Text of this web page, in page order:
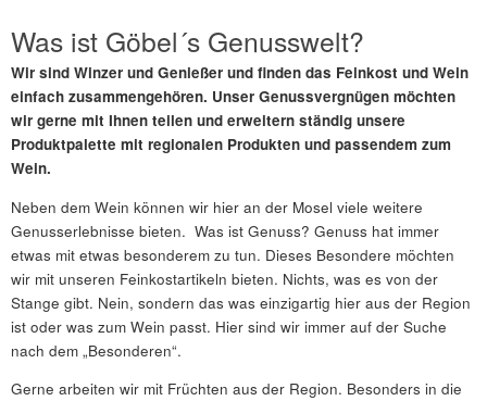
Was ist Göbel´s Genusswelt?
Wir sind Winzer und Genießer und finden das Feinkost und Wein
einfach zusammengehören. Unser Genussvergnügen möchten
wir gerne mit Ihnen teilen und erweitern ständig unsere
Produktpalette mit regionalen Produkten und passendem zum
Wein.
Neben dem Wein können wir hier an der Mosel viele weitere
Genusserlebnisse bieten. Was ist Genuss? Genuss hat immer
etwas mit etwas besonderem zu tun. Dieses Besondere möchten
wir mit unseren Feinkostartikeln bieten. Nichts, was es von der
Stange gibt. Nein, sondern das was einzigartig hier aus der Region
ist oder was zum Wein passt. Hier sind wir immer auf der Suche
nach dem „Besonderen“.
Gerne arbeiten wir mit Früchten aus der Region. Besonders in die